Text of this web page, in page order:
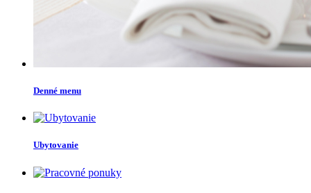
Denné menu
Ubytovanie